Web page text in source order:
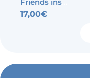
17,00€